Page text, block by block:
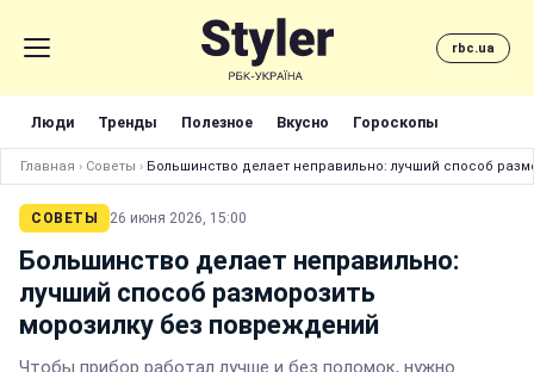
rbc.ua
Люди Тренды Полезное Вкусно Гороскопы
Главная › Советы › Большинство делает неправильно: лучший способ
СОВЕТЫ 26 июня 2026, 15:00
Большинство делает неправильно:
лучший способ разморозить
морозилку без повреждений
Чтобы прибор работал лучше и без поломок, нужно